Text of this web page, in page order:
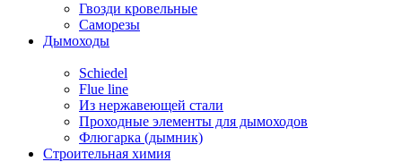
Гвозди кровельные
Саморезы
Дымоходы
Schiedel
Flue line
Из нержавеющей стали
Проходные элементы для дымоходов
Флюгарка (дымник)
Строительная химия